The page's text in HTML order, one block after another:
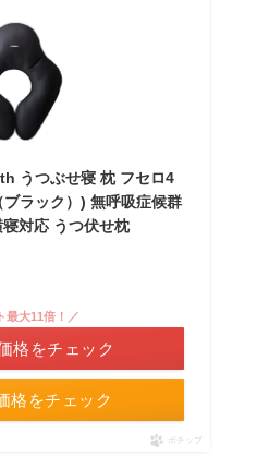
うつぶせ寝 枕 フセロ4
ラック）) 無呼吸症候群
対応 うつ伏せ枕
格をチェック
最大11倍！／
格をチェック
ポチップ